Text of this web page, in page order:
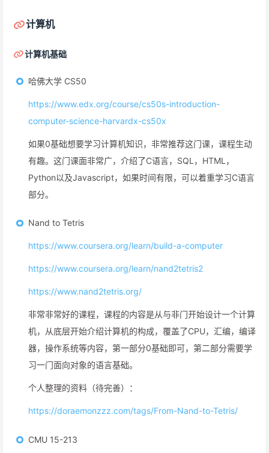
计算机
计算机基础
哈佛大学 CS50
https://www.edx.org/course/cs50s-introduction-
computer-science-harvardx-cs50x
如果0基础想要学习计算机知识，非常推荐这门课，课程生动
有趣。这门课面非常广，介绍了C语言，SQL，HTML，
Python以及Javascript，如果时间有限，可以着重学习C语言
部分。
Nand to Tetris
https://www.coursera.org/learn/build-a-computer
https://www.coursera.org/learn/nand2tetris2
https://www.nand2tetris.org/
非常非常好的课程，课程的内容是从与非门开始设计一个计算
机，从底层开始介绍计算机的构成，覆盖了CPU，汇编，编译
器，操作系统等内容，第一部分0基础即可，第二部分需要学
习一门面向对象的语言基础。
个人整理的资料（待完善）：
https://doraemonzzz.com/tags/From-Nand-to-Tetris/
CMU 15-213